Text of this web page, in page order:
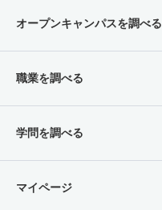
オープンキャンパスを調べる
職業を調べる
学問を調べる
マイページ